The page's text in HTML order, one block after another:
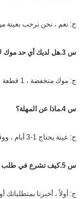
ج: نعم ، نحن نرحب بعينة
س 3.هل لديك أي حد موك لأمر ضوء led؟
ج: موك منخفضة ، 1 قطعة لفحص العينة متاح
س 4.ماذا عن المهلة؟
ج: عينة يحتاج 1-3 أيام ، ووقت الإنتاج الضخم يحتاج 1-2 أسابيع
س 5.كيف تشرع في طلب ضوء LED؟
ج: أولاً ، أخبرنا بمتطلباتك